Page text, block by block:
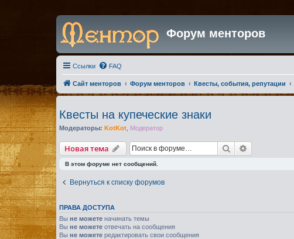
Форум менторов
Ссылки FAQ
Сайт менторов Форум менторов Квесты, события, репутации
Квесты на купеческие знаки
Модераторы: KotKot Модератор
Новая тема Поиск
В этом форуме нет сообщений.
Вернуться к списку форумов
ПРАВА ДОСТУПА
Вы не можете начинать темы
Вы не можете отвечать на сообщения
Вы не можете редактировать свои сообщения